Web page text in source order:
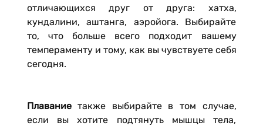
отличающихся друг от друга: хатха,
кундалини, аштанга, аэройога. Выбирайте
то, что больше всего подходит вашему
темпераменту и тому, как вы чувствуете себя
сегодня.
Плаваниетакже выбирайте в том случае,
если вы хотите подтянуть мышцы тела,